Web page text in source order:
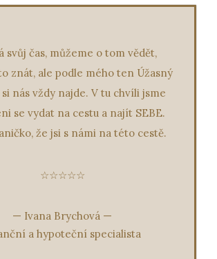
svůj čas, můžeme o tom vědět,
znát, ale podle mého ten Úžasný
nás vždy najde. V tu chvíli jsme
se vydat na cestu a najít SEBE.
že jsi s námi na této cestě.
☆☆☆☆☆
— Ivana Brychová —
a hypoteční specialista